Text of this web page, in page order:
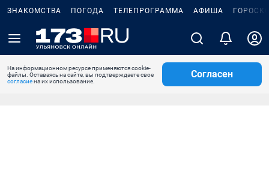
ЗНАКОМСТВА ПОГОДА ТЕЛЕПРОГРАММА АФИША
На информационном ресурсе применяются cookie-
файлы. Оставаясь на сайте, вы подтверждаете свое
согласиена их использование.
Согласен